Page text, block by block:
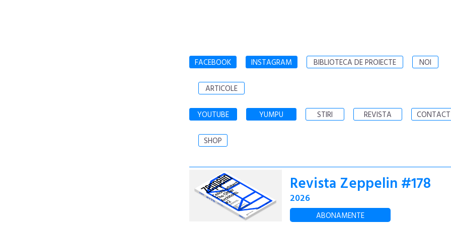
FACEBOOK INSTAGRAM BIBLIOTECA DE PROIECTE NOI
ARTICOLE
YOUTUBE YUMPU STIRI REVISTA CONTACT
SHOP
Revista Zeppelin #178
2026
ABONAMENTE